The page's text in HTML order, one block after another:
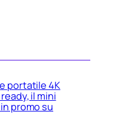
portatile 4K
il mini
promo su